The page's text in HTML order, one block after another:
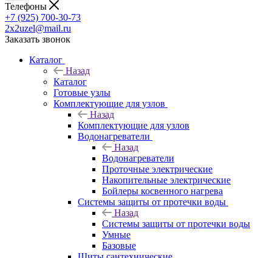
Телефоны
+7 (925) 700-30-73
2x2uzel@mail.ru
Заказать звонок
Каталог
Назад
Каталог
Готовые узлы
Комплектующие для узлов
Назад
Комплектующие для узлов
Водонагреватели
Назад
Водонагреватели
Проточные электрические
Накопительные электрические
Бойлеры косвенного нагрева
Системы защиты от протечки воды
Назад
Системы защиты от протечки воды
Умные
Базовые